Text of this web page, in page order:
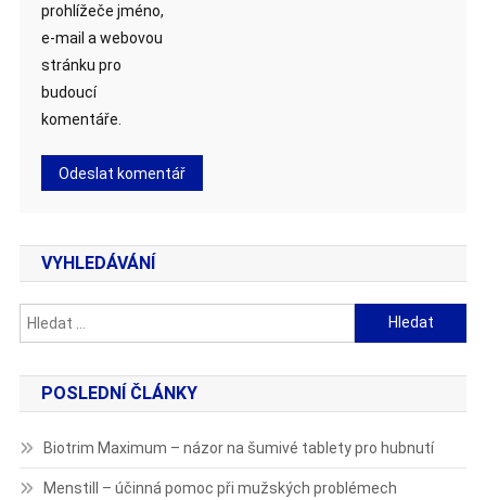
prohlížeče jméno,
e-mail a webovou
stránku pro
budoucí
komentáře.
VYHLEDÁVÁNÍ
Vyhledávání
POSLEDNÍ ČLÁNKY
Biotrim Maximum – názor na šumivé tablety pro hubnutí
Menstill – účinná pomoc při mužských problémech